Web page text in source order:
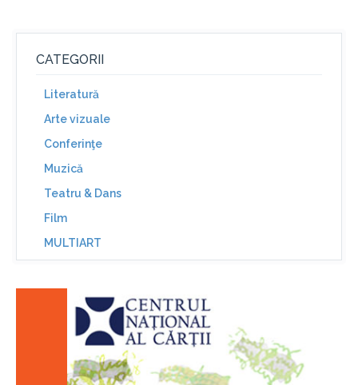
CATEGORII
Literatură
Arte vizuale
Conferinţe
Muzică
Teatru & Dans
Film
MULTIART